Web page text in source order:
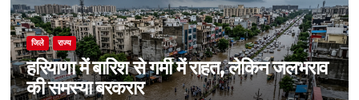
जिले राज्य
हरियाणा में बारिश से गर्मी में राहत, लेकिन जलभराव
की समस्या बरकरार